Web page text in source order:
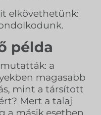
elkövethetünk:
példa
a
magasabb
mint a társított
Mert a talaj
a másik esetben